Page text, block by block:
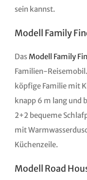
sein kannst.
Modell Family
Das Modell Family
Familien-
köpfige Familie mit
knapp 6 m lang und
2+2 bequeme
mit
Küchenzeile.
Modell Road